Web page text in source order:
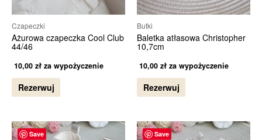
Czapeczki
Ażurowa czapeczka Cool Club
44/46
10,00 zł za wypożyczenie
Rezerwuj
Butki
Baletka atłasowa Christopher
10,7cm
10,00 zł za wypożyczenie
Rezerwuj
Save Save